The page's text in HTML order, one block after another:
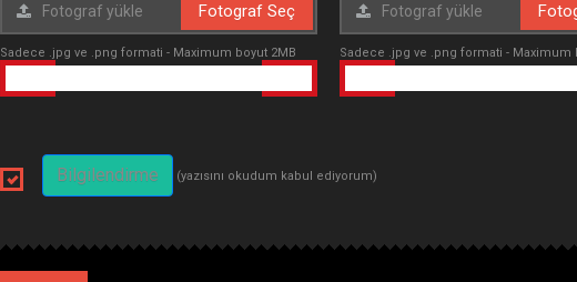
Fotograf Seç
Sadece .jpg ve .png formati - Maximum boyut 2MB Sadece .jpg ve .png formati - Maximum
Bilgilendirme (yazısını okudum kabul ediyorum)